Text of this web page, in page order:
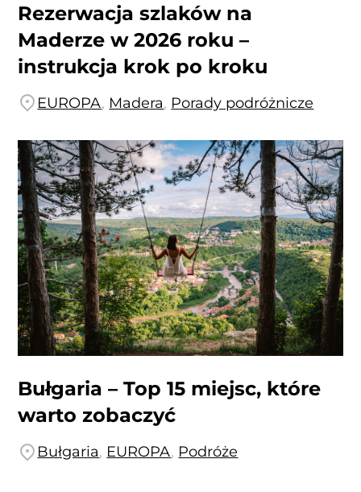
Rezerwacja szlaków na
Maderze w 2026 roku –
instrukcja krok po kroku
EUROPA, Madera, Porady podróżnicze
Bułgaria – Top 15 miejsc, które
warto zobaczyć
Bułgaria, EUROPA, Podróże